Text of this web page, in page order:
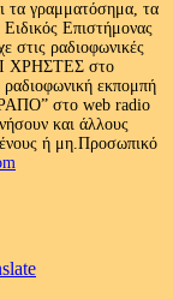
τα γραμματόσημα, τα
Επιστήμονας
στις ραδιοφωνικές
ΧΡΗΣΤΕΣ στο
εκπομπή
στο web radio
και άλλους
ή μη.Προσωπικό